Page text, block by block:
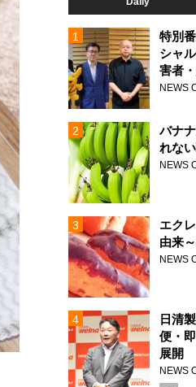
特別
シャ
害者
リュ
NEWS
バナ
れな
NEWS
エク
由来
NEWS
日清
便・
展開
ブラ
NEWS